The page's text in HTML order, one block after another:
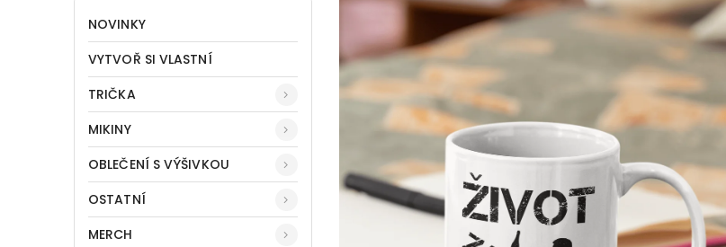
NOVINKY
VYTVOŘ SI VLASTNÍ
TRIČKA
MIKINY
OBLEČENÍ S VÝŠIVKOU
OSTATNÍ
MERCH